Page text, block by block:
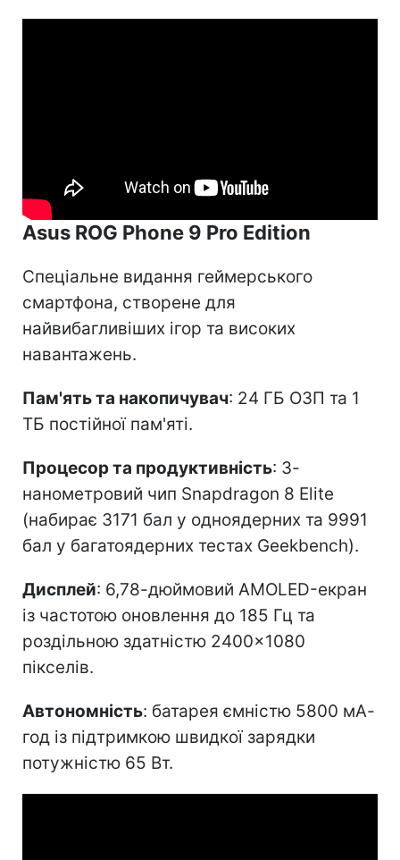
Asus ROG Phone 9 Pro Edition
Спеціальне видання геймерського
смартфона, створене для
найвибагливіших ігор та високих
навантажень.
Пам'ять та накопичувач: 24 ГБ ОЗП та 1
ТБ постійної пам'яті.
Процесор та продуктивність: 3-
нанометровий чип Snapdragon 8 Elite
(набирає 3171 бал у одноядерних та 9991
бал у багатоядерних тестах Geekbench).
Дисплей: 6,78-дюймовий AMOLED-екран
із частотою оновлення до 185 Гц та
роздільною здатністю 2400×1080
пікселів.
Автономність: батарея ємністю 5800 мА-
год із підтримкою швидкої зарядки
потужністю 65 Вт.